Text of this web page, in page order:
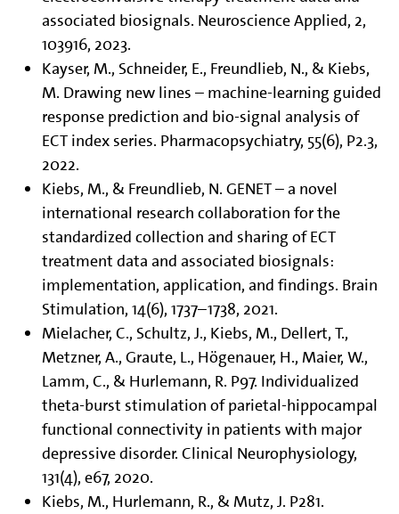
associated biosignals. Neuroscience Applied, 2,
103916, 2023.
Kayser, M., Schneider, E., Freundlieb, N., & Kiebs,
M. Drawing new lines – machine-learning guided
response prediction and bio-signal analysis of
ECT index series. Pharmacopsychiatry, 55(6), P2.3,
2022.
Kiebs, M., & Freundlieb, N. GENET – a novel
international research collaboration for the
standardized collection and sharing of ECT
treatment data and associated biosignals:
implementation, application, and findings. Brain
Stimulation, 14(6), 1737–1738, 2021.
Mielacher, C., Schultz, J., Kiebs, M., Dellert, T.,
Metzner, A., Graute, L., Högenauer, H., Maier, W.,
Lamm, C., & Hurlemann, R. P97. Individualized
theta-burst stimulation of parietal-hippocampal
functional connectivity in patients with major
depressive disorder. Clinical Neurophysiology,
131(4), e67, 2020.
Kiebs, M., Hurlemann, R., & Mutz, J. P281.